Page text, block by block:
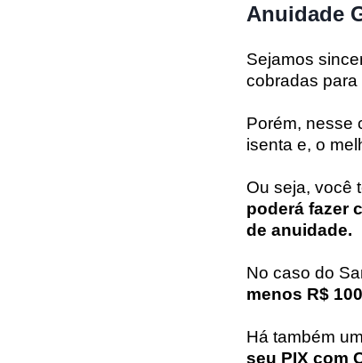
Anuidade
Sejamos
cobradas
Porém, nesse
isenta e, o
Ou seja, você
poderá fazer
de anuidade.
No caso do
menos R$
Há também
seu PIX com